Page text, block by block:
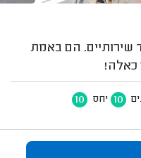
שירותיים. הם באמת
כאלה!
10 יחס 10